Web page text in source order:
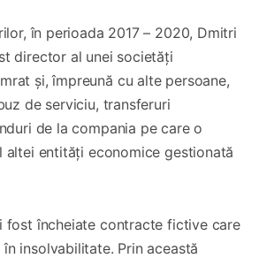
în perioada 2017 – 2020, Dmitri
director al unei societăți
și, împreună cu alte persoane,
de serviciu, transferuri
de la compania pe care o
altei entități economice gestionată
fost încheiate contracte fictive care
insolvabilitate. Prin această